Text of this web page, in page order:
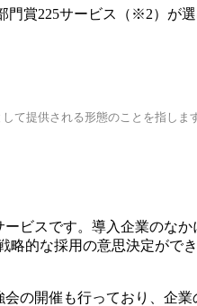
門賞225サービス（※2）が
て提供される形態のことを指しま
ビスです。導入企業のな
的な採用の意思決定がで
の開催も行っており、企